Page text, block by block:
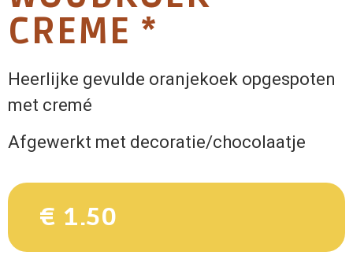
CREME *
Heerlijke gevulde oranjekoek opgespoten
met cremé
Afgewerkt met decoratie/chocolaatje
€ 1.50